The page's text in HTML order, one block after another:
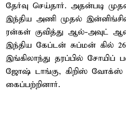
தேர்வு செய்தார். அதன்படி
இந்திய அணி முதல்
ரன்கள் குவித்து ஆல்-அவுட்
இந்திய கேப்டன் சுப்மன் கில்
இங்கிலாந்து தரப்பில் சோயிப்
ஜோஷ் டாங்கு, கிறிஸ் வோக்ஸ்
கைப்பற்றினார்.